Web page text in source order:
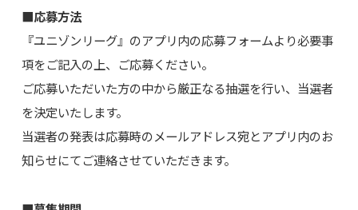
■応募方法
『ユニゾンリーグ』のアプリ内の応募フォームより必要事
項をご記入の上、ご応募ください。
ご応募いただいた方の中から厳正なる抽選を行い、当選者
を決定いたします。
当選者の発表は応募時のメールアドレス宛とアプリ内のお
知らせにてご連絡させていただきます。